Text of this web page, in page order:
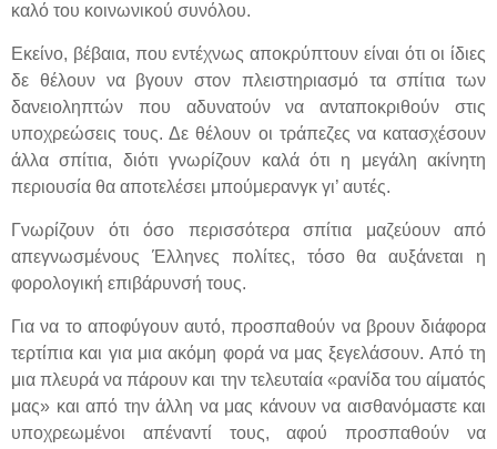
καλό του κοινωνικού συνόλου.
Εκείνο, βέβαια, που εντέχνως αποκρύπτουν είναι ότι οι ίδιες
δε θέλουν να βγουν στον πλειστηριασμό τα σπίτια των
δανειοληπτών που αδυνατούν να ανταποκριθούν στις
υποχρεώσεις τους. Δε θέλουν οι τράπεζες να κατασχέσουν
άλλα σπίτια, διότι γνωρίζουν καλά ότι η μεγάλη ακίνητη
περιουσία θα αποτελέσει μπούμερανγκ γι’ αυτές.
Γνωρίζουν ότι όσο περισσότερα σπίτια μαζεύουν από
απεγνωσμένους Έλληνες πολίτες, τόσο θα αυξάνεται η
φορολογική επιβάρυνσή τους.
Για να το αποφύγουν αυτό, προσπαθούν να βρουν διάφορα
τερτίπια και για μια ακόμη φορά να μας ξεγελάσουν. Από τη
μια πλευρά να πάρουν και την τελευταία «ρανίδα του αίματός
μας» και από την άλλη να μας κάνουν να αισθανόμαστε και
υποχρεωμένοι απέναντί τους, αφού προσπαθούν να